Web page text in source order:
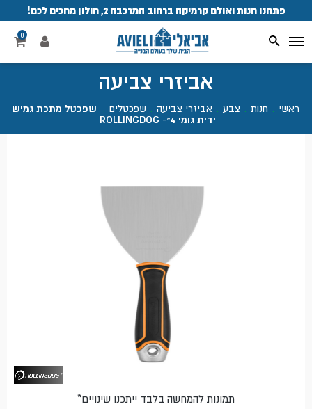
פתחנו חנות ואולם קרמיקה ברחוב המרכבה 2, חולון מחכים לכם!
0
אביזרי צביעה
ראשי חנות צבע אביזרי צביעה שפכטלים
שפכטל מתכת גמיש
ידית גומי 4"- ROLLINGDOG
*תמונות להמחשה בלבד ייתכנו שינויים